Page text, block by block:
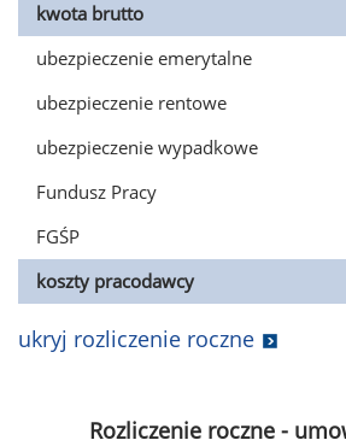
kwota brutto
ubezpieczenie emerytalne
ubezpieczenie rentowe
ubezpieczenie wypadkowe
Fundusz Pracy
FGŚP
koszty pracodawcy
ukryj rozliczenie roczne
Rozliczenie roczne -